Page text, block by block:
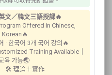
安全資料
型
文／韓文三語授課🔥
Offered in Chinese,
Korean🔥
· 한국어 3개 국어 강의🔥
Training Available
육 가능🌏
🛠 理論＋實作